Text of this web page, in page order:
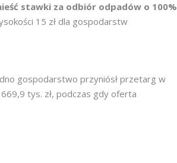
stawki za odbiór odpadów o 100%
15 zł dla gospodarstw
gospodarstwo przyniósł przetarg w
669,9 tys. zł, podczas gdy oferta